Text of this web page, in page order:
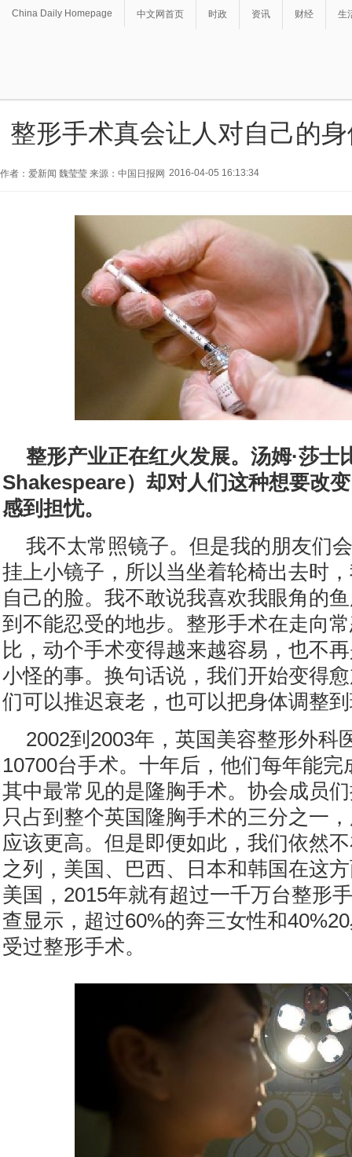
China Daily Homepage 中文网首页 时政 资讯 财经 生
整形手术真会让人对自己的
作者：爱新闻 魏莹莹 来源：中国日报网 2016-04-05 16:13:34
整形产业正在红火发展。汤姆·莎士
Shakespeare）却对人们这种想要改
感到担忧。
我不太常照镜子。但是我的朋友们
挂上小镜子，所以当坐着轮椅出去时
自己的脸。我不敢说我喜欢我眼角的
到不能忍受的地步。整形手术在走向
比，动个手术变得越来越容易，也不
小怪的事。换句话说，我们开始变得
们可以推迟衰老，也可以把身体调整
2002到2003年，英国美容整形外科
10700台手术。十年后，他们每年能完
其中最常见的是隆胸手术。协会成员
只占到整个英国隆胸手术的三分之一
应该更高。但是即便如此，我们依然
之列，美国、巴西、日本和韩国在这
美国，2015年就有超过一千万台整形
查显示，超过60%的奔三女性和
受过整形手术。